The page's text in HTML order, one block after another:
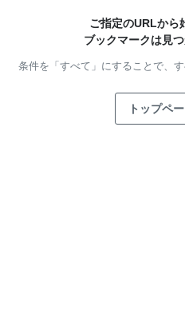
ご指定のURLから
ブックマークは見
条件を「すべて」にすることで、
トップペ